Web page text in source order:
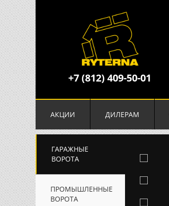
+7 (812) 409-50-01
АКЦИИ ДИЛЕРАМ
ГАРАЖНЫЕ
ВОРОТА
ПРОМЫШЛЕННЫЕ
ВОРОТА